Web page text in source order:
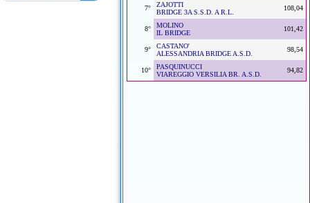
7°
ZAJOTTI
BRIDGE 3A S.S.D. A R.L.
108,04
8°
MOLINO
IL BRIDGE
101,42
9°
CASTANO'
ALESSANDRIA BRIDGE A.S.D.
98,54
10°
PASQUINUCCI
VIAREGGIO VERSILIA BR. A.S.D.
94,82